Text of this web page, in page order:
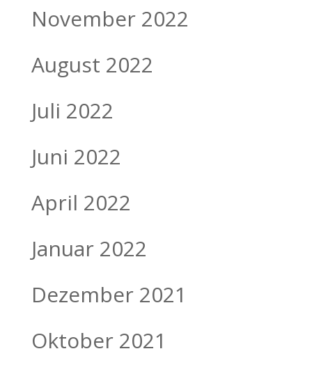
November 2022
August 2022
Juli 2022
Juni 2022
April 2022
Januar 2022
Dezember 2021
Oktober 2021